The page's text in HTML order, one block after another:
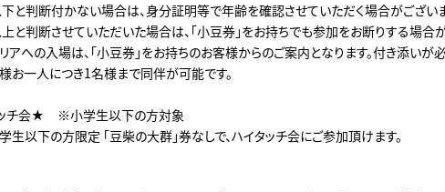
と判断付かない場合は、身分証明等で年齢を確認させていただく場合がございま
と判断させていただいた場合は、「小豆券」をお持ちでも参加をお断りする場合が
への入場は、「小豆券」をお持ちのお客様からのご案内となります。付き添いが
お一人につき1名様まで同伴が可能です。
チ会★ ※小学生以下の方対象
生以下の方限定 「豆柴の大群」券なしで、ハイタッチ会にご参加頂けます。